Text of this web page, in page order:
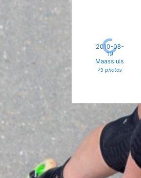
2010-08-
19
Maassluis
73 photos